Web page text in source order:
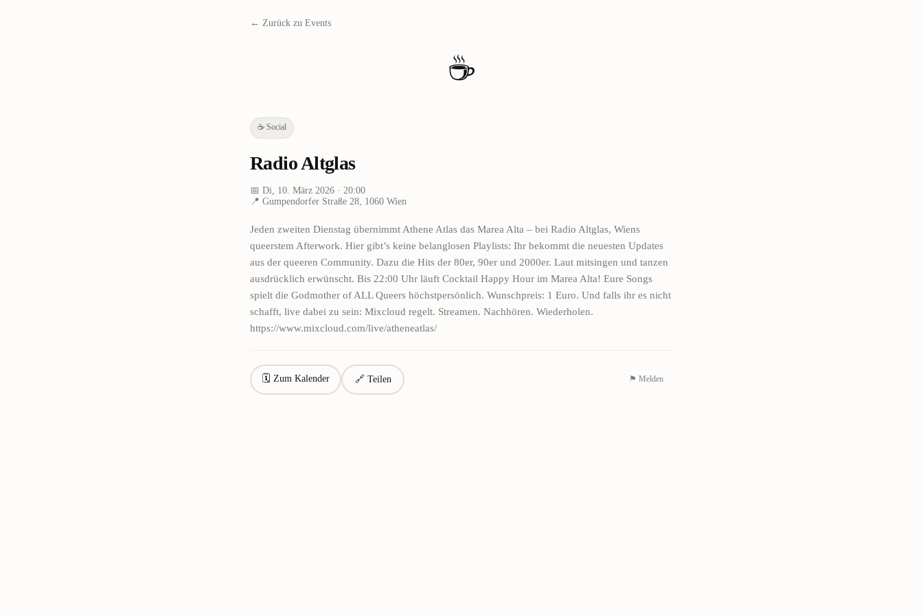
← Zurück zu Events
☕
☕ Social
Radio Altglas
📅 Di, 10. März 2026 · 20:00
📍 Gumpendorfer Straße 28, 1060 Wien
Jeden zweiten Dienstag übernimmt Athene Atlas das Marea Alta – bei Radio Altglas, Wiens
queerstem Afterwork. Hier gibt’s keine belanglosen Playlists: Ihr bekommt die neuesten Updates
aus der queeren Community. Dazu die Hits der 80er, 90er und 2000er. Laut mitsingen und tanzen
ausdrücklich erwünscht. Bis 22:00 Uhr läuft Cocktail Happy Hour im Marea Alta! Eure Songs
spielt die Godmother of ALL Queers höchstpersönlich. Wunschpreis: 1 Euro. Und falls ihr es nicht
schafft, live dabei zu sein: Mixcloud regelt. Streamen. Nachhören. Wiederholen.
https://www.mixcloud.com/live/atheneatlas/
🗓 Zum Kalender 🔗 Teilen ⚑ Melden